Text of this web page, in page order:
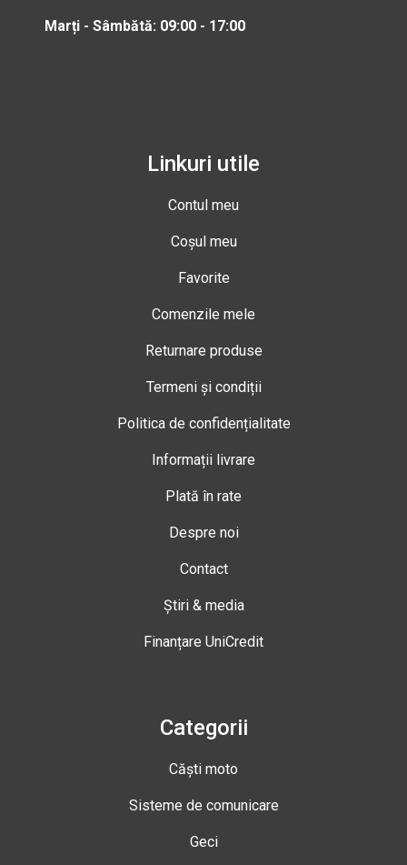
Marți - Sâmbătă: 09:00 - 17:00
Linkuri utile
Contul meu
Coșul meu
Favorite
Comenzile mele
Returnare produse
Termeni și condiții
Politica de confidențialitate
Informații livrare
Plată în rate
Despre noi
Contact
Știri & media
Finanțare UniCredit
Categorii
Căști moto
Sisteme de comunicare
Geci